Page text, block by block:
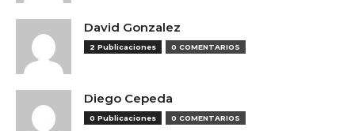
David Gonzalez
2 Publicaciones 0 COMENTARIOS
Diego Cepeda
0 Publicaciones 0 COMENTARIOS